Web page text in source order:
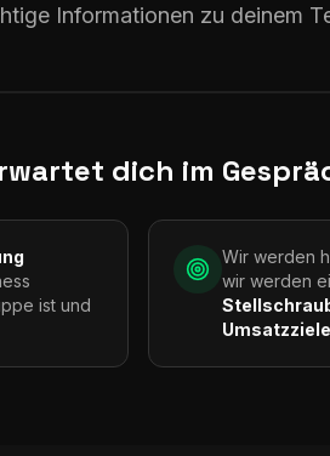
Informationen zu deinem
dich im
ist und
Wir werden
wir werden